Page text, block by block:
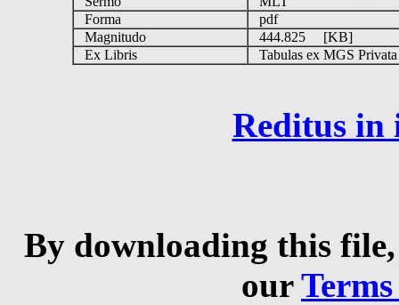
Forma
pdf
Magnitudo
444.825 [KB]
Ex Libris
Tabulas ex MGS
Reditus in
By downloading this
our